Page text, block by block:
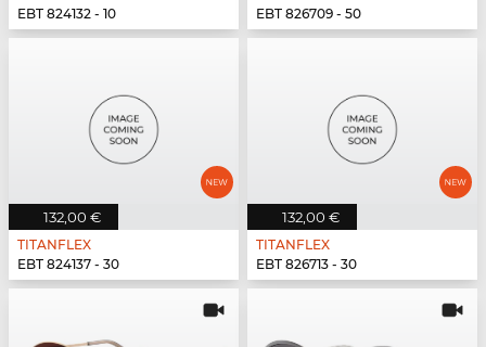
EBT 824132 - 10
EBT 826709 - 50
132,00 €
TITANFLEX
EBT 824137 - 30
132,00 €
TITANFLEX
EBT 826713 - 30